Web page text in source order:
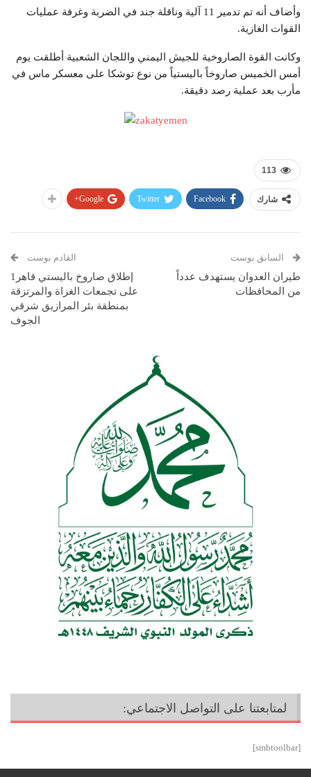
وأضاف أنه تم تدمير 11 آلية وناقلة جند في الضربة وغرفة عمليات
القوات الغازية.
وكانت القوة الصاروخية للجيش اليمني واللجان الشعبية أطلقت يوم
أمس الخميس صاروخاً باليستياً من نوع توشكا على معسكر ماس في
مأرب بعد عملية رصد دقيقة.
113
شارك Facebook
Twitter
Google+
السابق بوست
طيران العدوان يستهدف عدداً
من المحافظات
القادم بوست
إطلاق صاروخ باليستي قاهر1
على تجمعات الغزاة والمرتزقة
بمنطقة بئر المرازيق شرقي
الجوف
لمتابعتنا على التواصل الاجتماعي:
[smbtoolbar]